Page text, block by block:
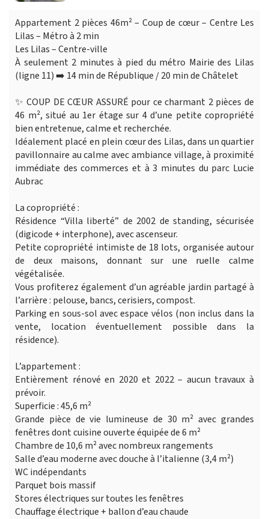
Appartement 2 pièces 46m² – Coup de cœur – Centre Les
Lilas – Métro à 2 min
Les Lilas – Centre-ville
À seulement 2 minutes à pied du métro Mairie des Lilas
(ligne 11) ➡️ 14 min de République / 20 min de Châtelet
✨ COUP DE CŒUR ASSURÉ pour ce charmant 2 pièces de
46 m², situé au 1er étage sur 4 d’une petite copropriété
bien entretenue, calme et recherchée.
Idéalement placé en plein cœur des Lilas, dans un quartier
pavillonnaire au calme avec ambiance village, à proximité
immédiate des commerces et à 3 minutes du parc Lucie
Aubrac
La copropriété :
Résidence “Villa liberté” de 2002 de standing, sécurisée
(digicode + interphone), avec ascenseur.
Petite copropriété intimiste de 18 lots, organisée autour
de deux maisons, donnant sur une ruelle calme
végétalisée.
Vous profiterez également d’un agréable jardin partagé à
l’arrière : pelouse, bancs, cerisiers, compost.
Parking en sous-sol avec espace vélos (non inclus dans la
vente, location éventuellement possible dans la
résidence).
L’appartement :
Entièrement rénové en 2020 et 2022 – aucun travaux à
prévoir.
Superficie : 45,6 m²
Grande pièce de vie lumineuse de 30 m² avec grandes
fenêtres dont cuisine ouverte équipée de 6 m²
Chambre de 10,6 m² avec nombreux rangements
Salle d’eau moderne avec douche à l’italienne (3,4 m²)
WC indépendants
Parquet bois massif
Stores électriques sur toutes les fenêtres
Chauffage électrique + ballon d’eau chaude